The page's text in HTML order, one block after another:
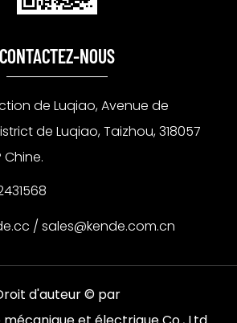
CONTACTEZ-NOUS
de Luqiao, Avenue de
de Luqiao, Taizhou, 318057
Chine.
/ sales@kende.com.cn
d'auteur © par